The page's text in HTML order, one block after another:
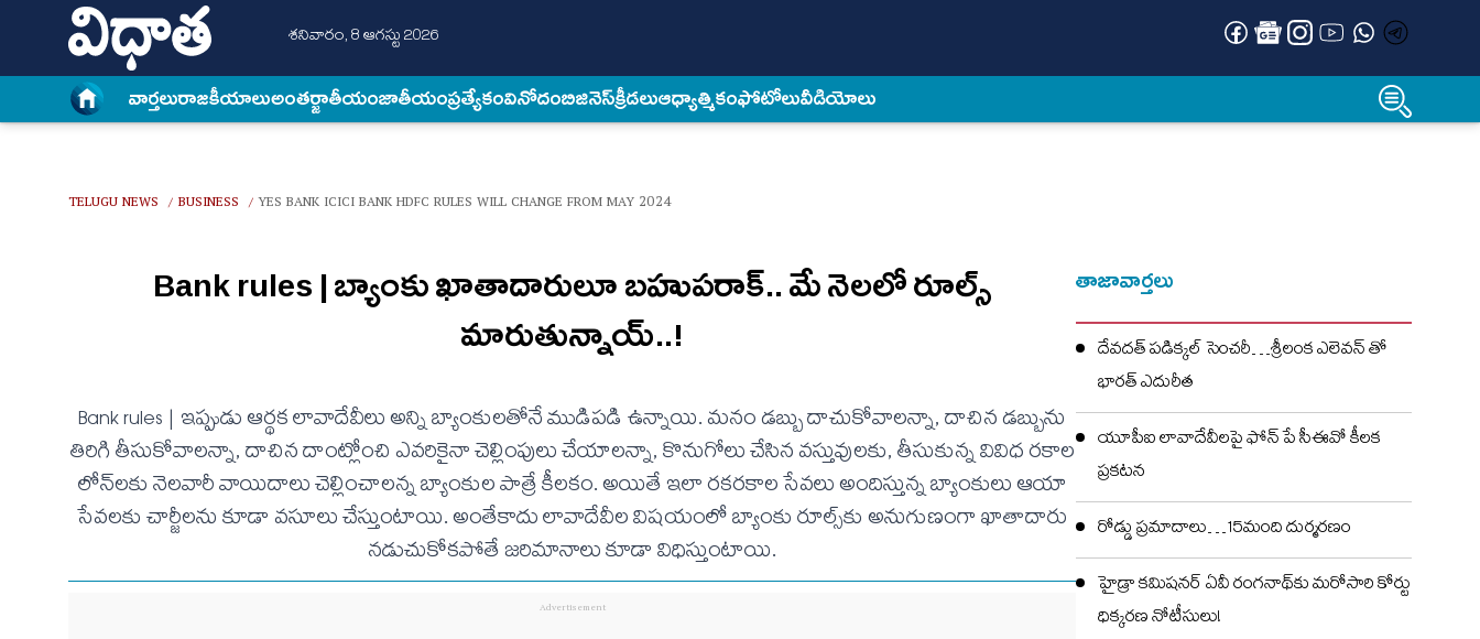
శనివారం, 8 ఆగస్టు 2026
వార్త‌లురాజకీయాలుఅంత‌ర్జాతీయంజాతీయంప్రత్యేకంవినోదంబిజినెస్క్రీడలుఆధ్యాత్మికంఫోటోలువీడియోలు
TELUGU NEWS / BUSINESS / YES BANK ICICI BANK HDFC RULES WILL CHANGE FROM MAY 2024
Bank rules | బ్యాంకు ఖాతాదారులూ బహుపరాక్‌.. మే నెలలో రూల్స్‌
మారుతున్నాయ్‌..!
Bank rules | ఇప్పుడు ఆర్థక లావాదేవీలు అన్ని బ్యాంకులతోనే ముడిపడి ఉన్నాయి. మనం డబ్బు దాచుకోవాలన్నా, దాచిన డబ్బును
తిరిగి తీసుకోవాలన్నా, దాచిన దాంట్లోంచి ఎవరికైనా చెల్లింపులు చేయాలన్నా, కొనుగోలు చేసిన వస్తువులకు, తీసుకున్న వివిధ రకాల
లోన్‌లకు నెలవారీ వాయిదాలు చెల్లించాలన్న బ్యాంకుల పాత్రే కీలకం. అయితే ఇలా రకరకాల సేవలు అందిస్తున్న బ్యాంకులు ఆయా
సేవలకు చార్జీలను కూడా వసూలు చేస్తుంటాయి. అంతేకాదు లావాదేవీల విషయంలో బ్యాంకు రూల్స్‌కు అనుగుణంగా ఖాతాదారు
నడుచుకోకపోతే జరిమానాలు కూడా విధిస్తుంటాయి.
తాజావార్తలు
దేవదత్ పడిక్కల్‌ సెంచరీ…శ్రీలంక ఎలెవన్ తో
భారత్ ఎదురీత
యూపీఐ లావాదేవీలపై ఫోన్ పే సీఈవో కీలక
ప్రకటన
రోడ్డు ప్రమాదాలు…15మంది దుర్మరణం
హైడ్రా కమిషనర్ ఏవీ రంగనాథ్‌కు మరోసారి కోర్టు
ధిక్కరణ నోటీసులు!